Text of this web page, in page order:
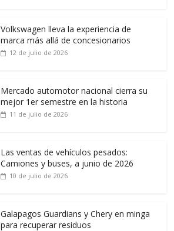
Volkswagen lleva la experiencia de
marca más allá de concesionarios
12 de julio de 2026
Mercado automotor nacional cierra su
mejor 1er semestre en la historia
11 de julio de 2026
Las ventas de vehículos pesados:
Camiones y buses, a junio de 2026
10 de julio de 2026
Galapagos Guardians y Chery en minga
para recuperar residuos